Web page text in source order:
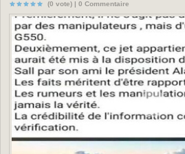
(0 vote) | 0 Commentaire